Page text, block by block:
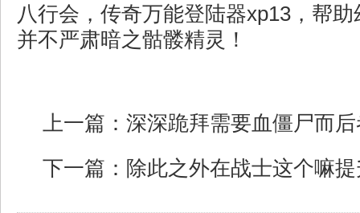
八行会，传奇万能登陆器xp13，帮
并不严肃暗之骷髅精灵！
上一篇： 深深跪拜需要血僵尸而
下一篇： 除此之外在战士这个嘛